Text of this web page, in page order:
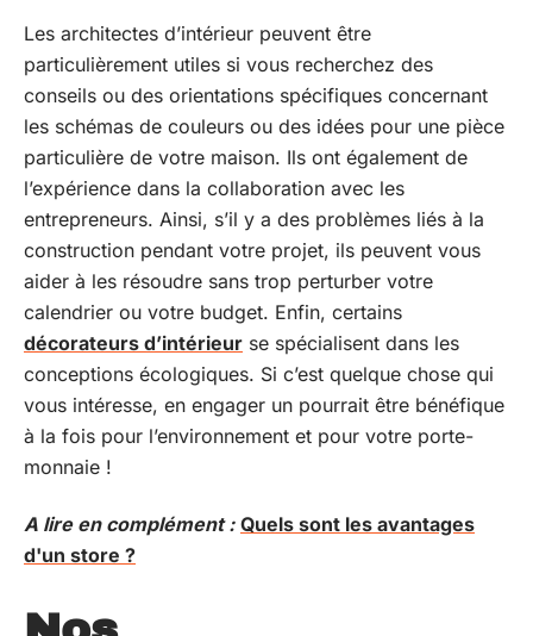
Les architectes d’intérieur peuvent être
particulièrement utiles si vous recherchez des
conseils ou des orientations spécifiques concernant
les schémas de couleurs ou des idées pour une pièce
particulière de votre maison. Ils ont également de
l’expérience dans la collaboration avec les
entrepreneurs. Ainsi, s’il y a des problèmes liés à la
construction pendant votre projet, ils peuvent vous
aider à les résoudre sans trop perturber votre
calendrier ou votre budget. Enfin, certains
décorateurs d’intérieur se spécialisent dans les
conceptions écologiques. Si c’est quelque chose qui
vous intéresse, en engager un pourrait être bénéfique
à la fois pour l’environnement et pour votre porte-
monnaie !
A lire en complément : Quels sont les avantages
d'un store ?